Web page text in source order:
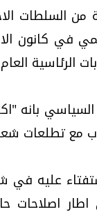
السلطات
في كانون
العام
بانه
مع تطلعات
اصلاحات